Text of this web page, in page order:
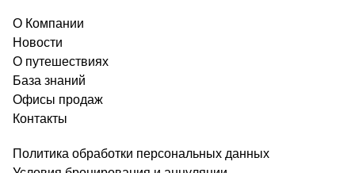
О Компании
Новости
О путешествиях
База знаний
Офисы продаж
Контакты
Политика обработки персональных данных